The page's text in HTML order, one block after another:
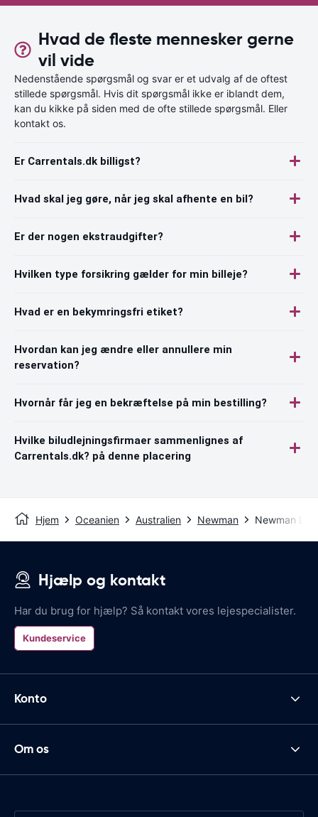
Hvad de fleste mennesker gerne
vil vide
Nedenstående spørgsmål og svar er et udvalg af de oftest
stillede spørgsmål. Hvis dit spørgsmål ikke er iblandt dem,
kan du kikke på siden med de ofte stillede spørgsmål. Eller
kontakt os.
Er Carrentals.dk billigst?
Hvad skal jeg gøre, når jeg skal afhente en bil?
Er der nogen ekstraudgifter?
Hvilken type forsikring gælder for min billeje?
Hvad er en bekymringsfri etiket?
Hvordan kan jeg ændre eller annullere min
reservation?
Hvornår får jeg en bekræftelse på min bestilling?
Hvilke biludlejningsfirmaer sammenlignes af
Carrentals.dk? på denne placering
Hjem Oceanien Australien Newman Newman
Hjælp og kontakt
Har du brug for hjælp? Så kontakt vores lejespecialister.
Kundeservice
Konto
Om os